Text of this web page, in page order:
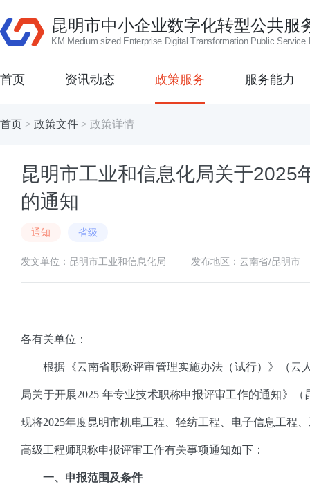
昆明市中小企业数字化转型公共服
KM Medium sized Enterprise Digital Transformation Public Service
首页 资讯动态 政策服务 服务能力
首页 > 政策文件 > 政策详情
昆明市工业和信息化局关于2025
的通知
通知 省级
发文单位：昆明市工业和信息化局 发布地区：云南省/昆明市
各有关单位：
根据《云南省职称评审管理实施办法（试行）》（云
局关于开展2025 年专业技术职称申报评审工作的通知》
现将2025年度昆明市机电工程、轻纺工程、电子信息工程
高级工程师职称申报评审工作有关事项通知如下：
一、申报范围及条件